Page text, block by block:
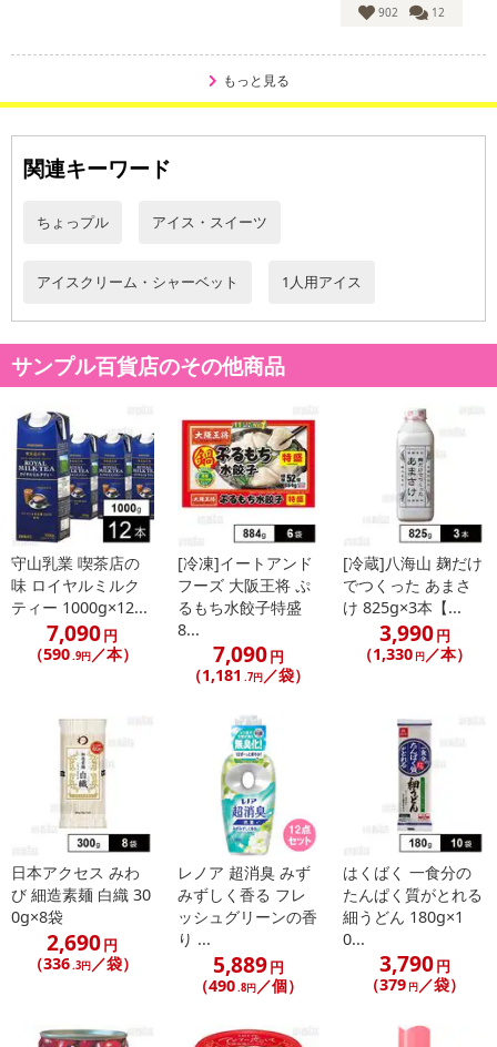
注意事項
※こちらの商品は、沖縄・離島地域またはクール便でのお届けが出
来ない地域の方は、お申込みいただけませんので、ご了承ください
ませ。
※配送時に、ご不在でお受け取りいただけなかった場合、通常より
ご連絡ください。
※保管期間切れにより返送となった場合は、配送元に返送となりま
す。お申込みは、キャンセル返金とさせていただきます。
※クロネコメンバーズへご登録いただきましても「再配達依頼・お
届け日変更」をお受けが出来ません。
※アイスクリーム類は、-18度以下での冷凍保存の状態では、品質の
劣化が極めて小さい食品ということで、賞味期限の設定がされてお
りません。
※お申込み後のキャンセルはお受けできません。
902 12
もっと見る
関連キーワード
ちょっプル アイス・スイーツ
アイスクリーム・シャーベット 1人用アイス
サンプル百貨店のその他商品
守山乳業 喫茶店の
味 ロイヤルミルク
ティー 1000g×12...
7,090円
（590.9円／本）
[冷凍]イートアンド
フーズ 大阪王将 ぷ
るもち水餃子特盛
8...
7,090円
（1,181 .7円 ／袋）
[冷蔵]八海山 麹だけ
でつくった あまさ
け 825g×3本【...
3,990円
（1,330 円 ／本）
日本アクセス みわ
び 細造素麺 白織 30
0g×8袋
2,690円
（336.3円／袋）
レノア 超消臭 みず
みずしく香る フレ
ッシュグリーンの香
り ...
5,889円
（490.8円／個）
はくばく 一食分の
たんぱく質がとれる
細うどん 180g×1
0...
3,790円
（379 円／袋）